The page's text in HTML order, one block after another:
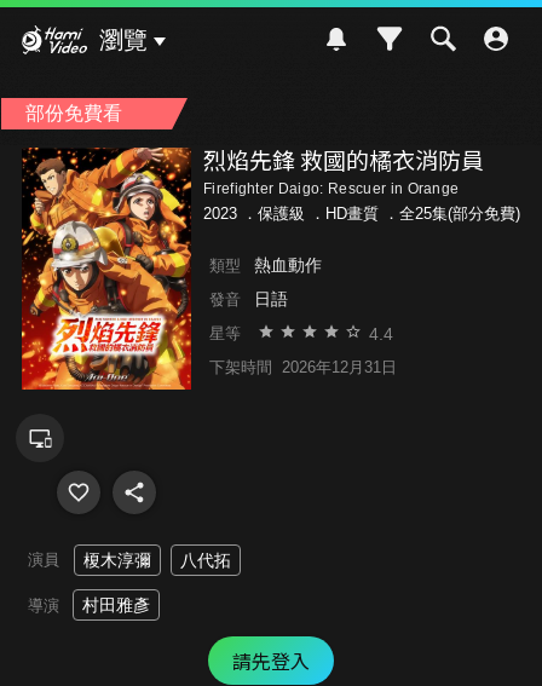
瀏覽
部份免費看
烈焰先鋒 救國的橘衣消防員
Firefighter Daigo: Rescuer in Orange
2023 ． 保護級 ．HD畫質 ．全25集(部分免費)
類型 熱血動作
發音 日語
星等 4.4
下架時間 2026年12月31日
演員 榎木淳彌 八代拓
導演 村田雅彥
請先登入